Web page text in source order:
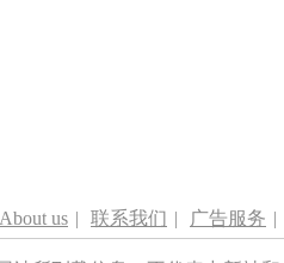
About us | 联系我们 | 广告服务 |